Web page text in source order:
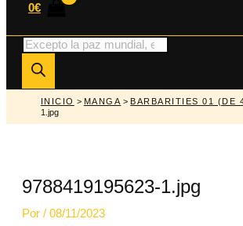
0€
Búsqueda
de
productos
INICIO > MANGA > BARBARITIES 01 (DE
1.jpg
9788419195623-1.jpg
Por / 08/11/2023